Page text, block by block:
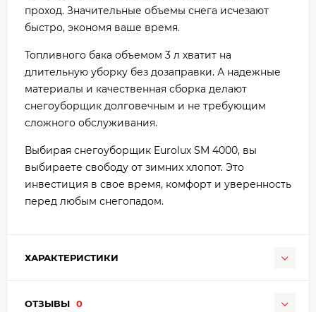
проход. Значительные объемы снега исчезают
быстро, экономя ваше время.
Топливного бака объемом 3 л хватит на
длительную уборку без дозаправки. А надежные
материалы и качественная сборка делают
снегоуборщик долговечным и не требующим
сложного обслуживания.
Выбирая снегоуборщик Eurolux SM 4000, вы
выбираете свободу от зимних хлопот. Это
инвестиция в свое время, комфорт и уверенность
перед любым снегопадом.
ХАРАКТЕРИСТИКИ
ОТЗЫВЫ 0